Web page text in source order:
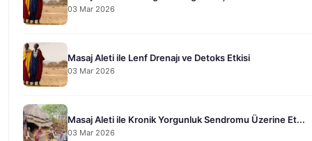
03 Mar 2026
Masaj Aleti ile Lenf Drenajı ve Detoks Etkisi
03 Mar 2026
Masaj Aleti ile Kronik Yorgunluk Sendromu Üzerine Et...
03 Mar 2026